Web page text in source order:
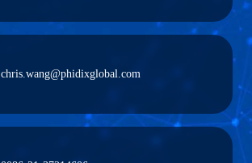
chris.wang@phidixglobal.com